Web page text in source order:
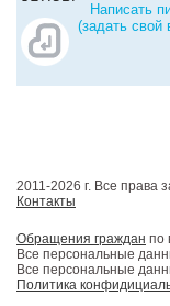
Написать
(задать свой
2011-2026 г. Все права
Контакты
Обращения граждан по
Все персональные
Все персональные
Политика